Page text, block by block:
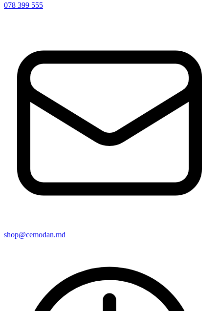
078 399 555
shop@cemodan.md